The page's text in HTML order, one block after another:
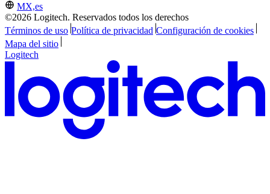
MX,es
©2026 Logitech. Reservados todos los derechos
Términos de uso Política de privacidad Configuración de cookies
Mapa del sitio
Logitech